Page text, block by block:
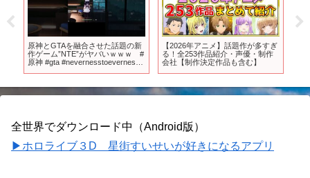
原神とGTAを融合させた話題の新
作ゲーム”NTE”がヤバいｗｗｗ #
原神 #gta #nevernesstoeverness
【2026年アニメ】話題作が多すぎ
る！全253作品紹介・声優・制作
会社【制作決定作品も含む】
全世界でダウンロード中（Android版）
▶ホロライブ３D 星街すいせいが好きになるアプリ